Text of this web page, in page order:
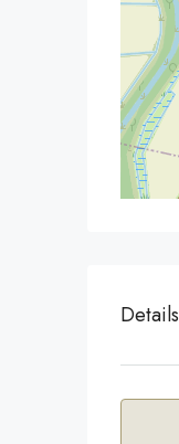
Details